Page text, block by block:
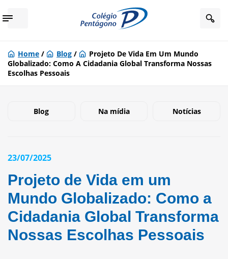
Home / Blog /
Projeto De Vida Em Um Mundo
Globalizado: Como A Cidadania Global Transforma Nossas
Escolhas Pessoais
Blog Na mídia Notícias
23/07/2025
Projeto de Vida em um
Mundo Globalizado: Como a
Cidadania Global Transforma
Nossas Escolhas Pessoais